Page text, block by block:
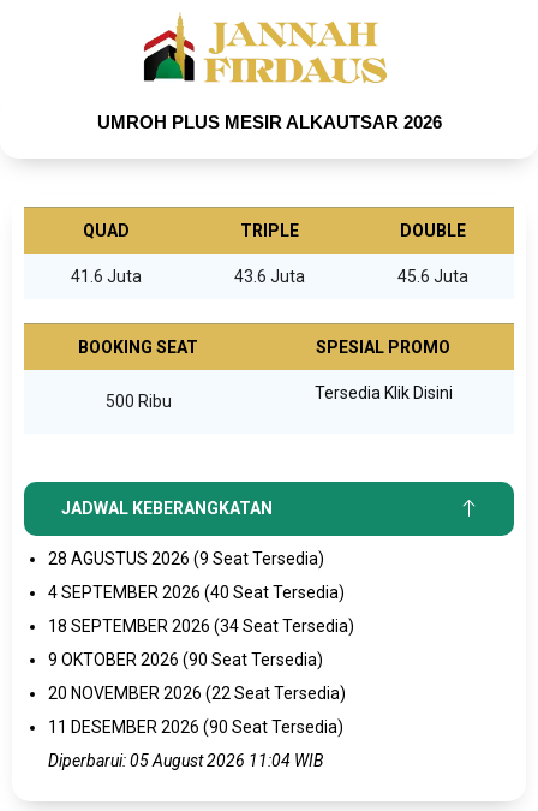
UMROH PLUS MESIR ALKAUTSAR 2026
QUAD TRIPLE DOUBLE
41.6 Juta 43.6 Juta 45.6 Juta
BOOKING SEAT SPESIAL PROMO
500 Ribu Tersedia Klik Disini
JADWAL KEBERANGKATAN
28 AGUSTUS 2026 (9 Seat Tersedia)
4 SEPTEMBER 2026 (40 Seat Tersedia)
18 SEPTEMBER 2026 (34 Seat Tersedia)
9 OKTOBER 2026 (90 Seat Tersedia)
20 NOVEMBER 2026 (22 Seat Tersedia)
11 DESEMBER 2026 (90 Seat Tersedia)
Diperbarui: 05 August 2026 11:04 WIB